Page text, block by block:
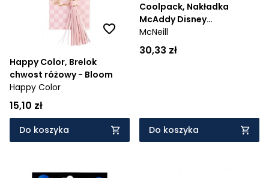
Happy Color, Brelok
chwost różowy - Bloom
Happy Color
15,10 zł
Do koszyka
Coolpack, Nakładka
McAddy Disney
Core/McNeill - Stitch
(65669PTR)
McNeill
30,33 zł
Do koszyka